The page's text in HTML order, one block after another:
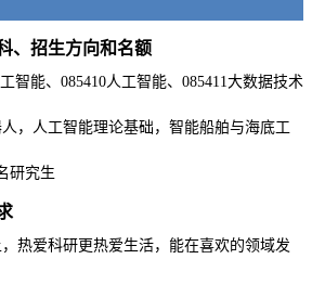
、招生方向和名额
智能、085410人工智能、085411大数据技术
，人工智能理论基础，智能船舶与海底工
研究生
热爱科研更热爱生活，能在喜欢的领域发